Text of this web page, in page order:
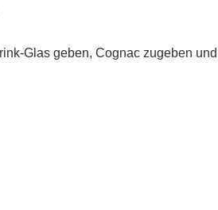
Glas geben, Cognac zugeben